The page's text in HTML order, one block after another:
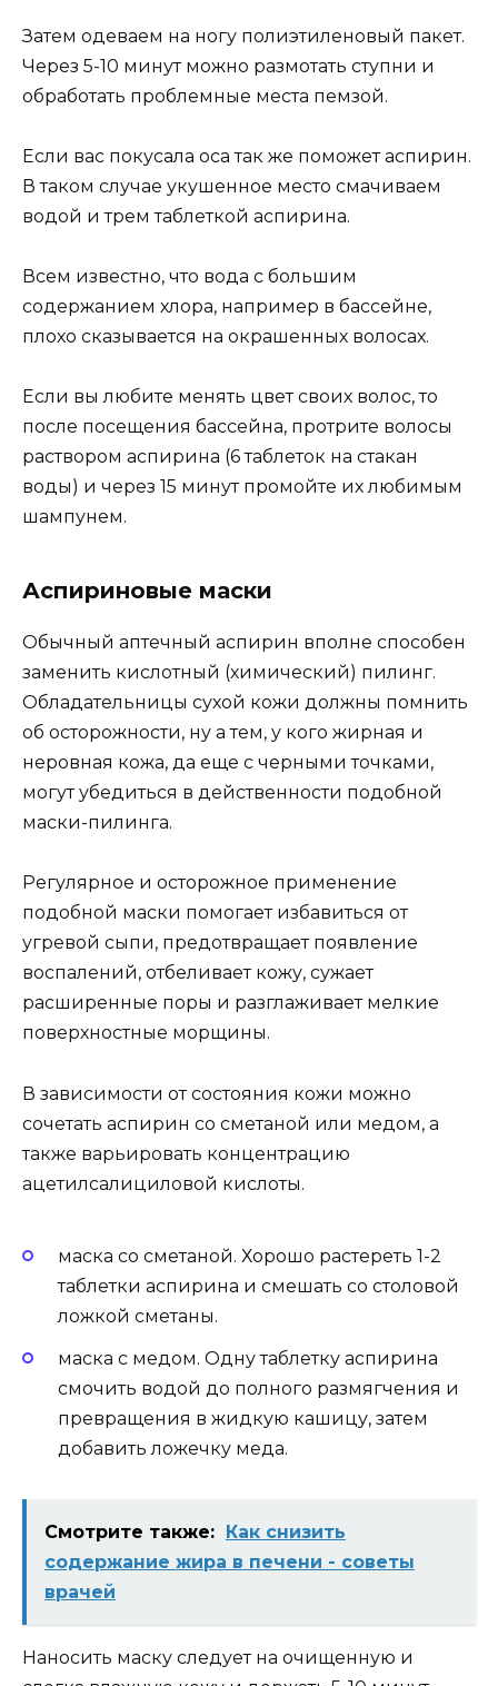
Затем одеваем на ногу полиэтиленовый пакет.
Через 5-10 минут можно размотать ступни и
обработать проблемные места пемзой.
Если вас покусала оса так же поможет аспирин.
В таком случае укушенное место смачиваем
водой и трем таблеткой аспирина.
Всем известно, что вода с большим
содержанием хлора, например в бассейне,
плохо сказывается на окрашенных волосах.
Если вы любите менять цвет своих волос, то
после посещения бассейна, протрите волосы
раствором аспирина (6 таблеток на стакан
воды) и через 15 минут промойте их любимым
шампунем.
Аспириновые маски
Обычный аптечный аспирин вполне способен
заменить кислотный (химический) пилинг.
Обладательницы сухой кожи должны помнить
об осторожности, ну а тем, у кого жирная и
неровная кожа, да еще с черными точками,
могут убедиться в действенности подобной
маски-пилинга.
Регулярное и осторожное применение
подобной маски помогает избавиться от
угревой сыпи, предотвращает появление
воспалений, отбеливает кожу, сужает
расширенные поры и разглаживает мелкие
поверхностные морщины.
В зависимости от состояния кожи можно
сочетать аспирин со сметаной или медом, а
также варьировать концентрацию
ацетилсалициловой кислоты.
маска со сметаной. Хорошо растереть 1-2
таблетки аспирина и смешать со столовой
ложкой сметаны.
маска с медом. Одну таблетку аспирина
смочить водой до полного размягчения и
превращения в жидкую кашицу, затем
добавить ложечку меда.
Смотрите также:
Как снизить
содержание жира в печени - советы
врачей
Наносить маску следует на очищенную и